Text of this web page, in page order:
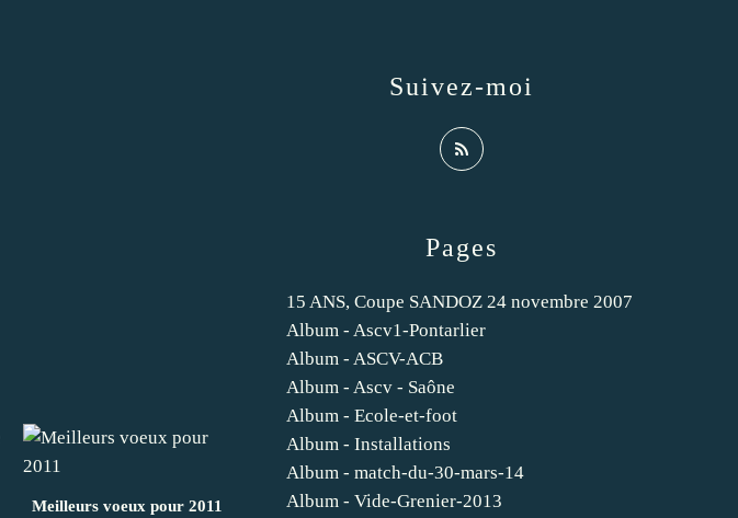
Meilleurs voeux pour 2011
Pages
15 ANS, Coupe SANDOZ 24 novembre 2007
Album - Ascv1-Pontarlier
Album - ASCV-ACB
Album - Ascv - Saône
Album - Ecole-et-foot
Album - Installations
Album - match-du-30-mars-14
Album - Vide-Grenier-2013
Suivez-moi